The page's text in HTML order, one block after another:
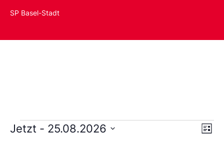
SP Basel-Stadt
Liste
Jetzt - 25.08.2026